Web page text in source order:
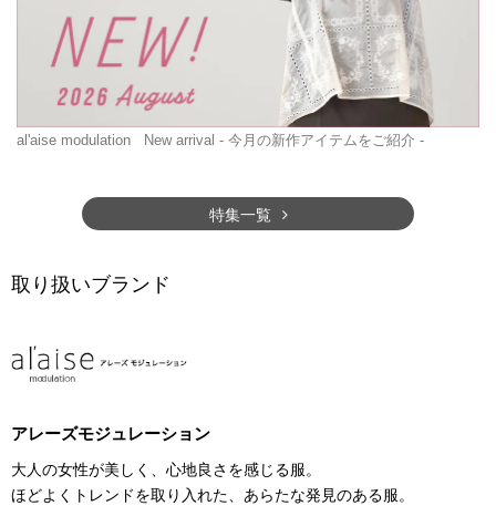
al'aise modulation New arrival - 今月の新作アイテムをご紹介 -
特集一覧
取り扱いブランド
アレーズモジュレーション
大人の女性が美しく、心地良さを感じる服。
ほどよくトレンドを取り入れた、あらたな発見のある服。